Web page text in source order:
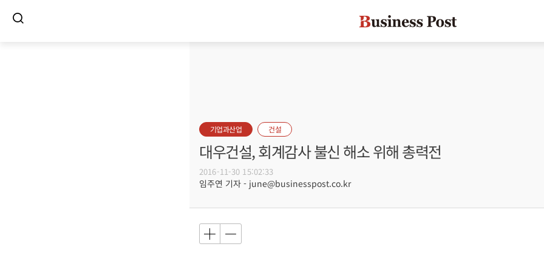
기업과산업 건설
대우건설, 회계감사 불신 해소 위해 총력전
2016-11-30 15:02:33
임주연 기자 - june@businesspost.co.kr